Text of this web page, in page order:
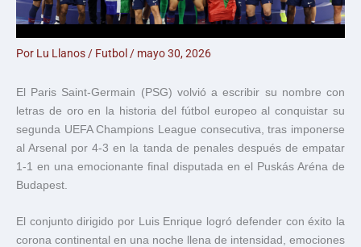
Por Lu Llanos / Futbol / mayo 30, 2026
El Paris Saint-Germain (PSG) volvió a escribir su nombre con
letras de oro en la historia del fútbol europeo al conquistar su
segunda UEFA Champions League consecutiva, tras imponerse
al Arsenal por 4-3 en la tanda de penales después de empatar
1-1 en una emocionante final disputada en el Puskás Aréna de
Budapest.
El conjunto dirigido por Luis Enrique logró defender con éxito la
corona continental en una noche llena de intensidad, emociones